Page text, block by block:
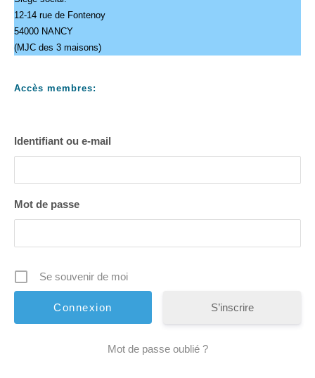
12-14 rue de Fontenoy
54000 NANCY
(MJC des 3 maisons)
Accès membres:
Identifiant ou e-mail
Mot de passe
Se souvenir de moi
S’inscrire
Mot de passe oublié ?